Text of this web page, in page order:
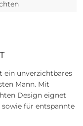
ein unverzichtbares
Mann. Mit
Design eignet
für entspannte